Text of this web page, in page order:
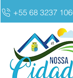
+55 68 3237